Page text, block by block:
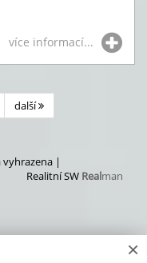
více informací...
další
vyhrazena |
Realitní SW Realman
×